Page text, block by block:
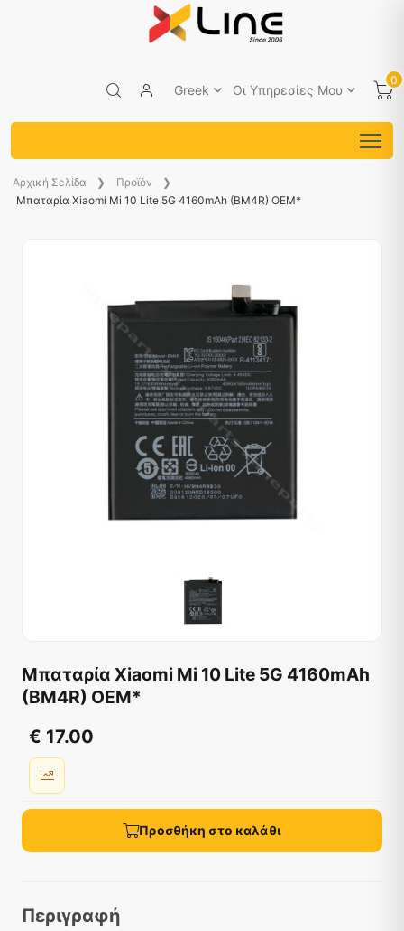
Greek Οι Υπηρεσίες Μου
0
Aρχική Σελίδα
Προϊόν
Μπαταρία Xiaomi Mi 10 Lite 5G 4160mAh (BM4R) OEM*
Μπαταρία Xiaomi Mi 10 Lite 5G 4160mAh
(BM4R) OEM*
€ 17.00
Προσθήκη στο καλάθι
Περιγραφή